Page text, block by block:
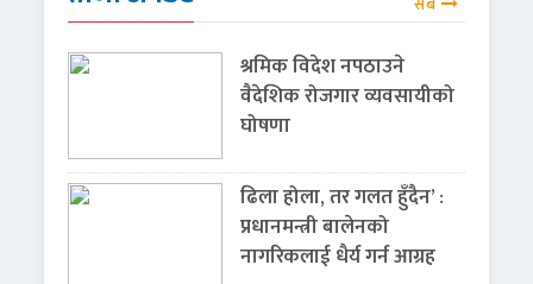
श्रमिक विदेश नपठाउने
वैदेशिक रोजगार व्यवसायीको
घोषणा
ढिला होला, तर गलत हुँदैन’ :
प्रधानमन्त्री बालेनको
नागरिकलाई धैर्य गर्न आग्रह